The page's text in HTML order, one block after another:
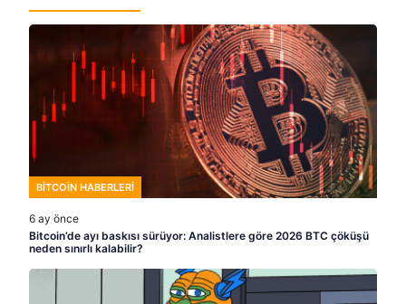
BITCOIN HABERLERI
6 ay önce
Bitcoin’de ayı baskısı sürüyor: Analistlere göre 2026 BTC çöküşü
neden sınırlı kalabilir?